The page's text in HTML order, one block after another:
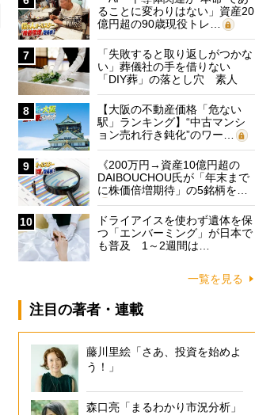
ることに変わりはない」資産20
億円超の90歳現役トレ…
7
「失敗すると取り返しがつかな
い」葬儀社の手を借りない
「DIY葬」の落とし穴 素人
に…
8
【大阪の不動産価格「危ない
駅」ランキング】“中古マンシ
ョン売れ行き鈍化”のワー…
9
《200万円→資産10億円超の
DAIBOUCHOU氏が「年末まで
に株価倍増期待」の5銘柄を…
10
ドライアイスを使わず遺体を保
つ「エンバーミング」が日本で
も普及 1～2週間は…
一覧を見る
注目の著者・連載
藤川里絵「さあ、投資を始めよ
う！」
森口亮「まるわかり市況分析」